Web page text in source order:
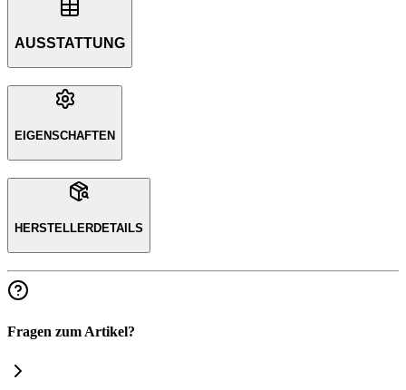
AUSSTATTUNG
EIGENSCHAFTEN
HERSTELLERDETAILS
Fragen zum Artikel?